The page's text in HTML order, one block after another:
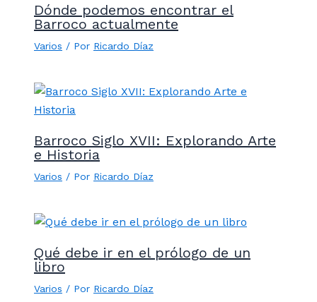
Dónde podemos encontrar el
Barroco actualmente
Varios / Por Ricardo Díaz
Barroco Siglo XVII: Explorando Arte
e Historia
Varios / Por Ricardo Díaz
Qué debe ir en el prólogo de un
libro
Varios / Por Ricardo Díaz